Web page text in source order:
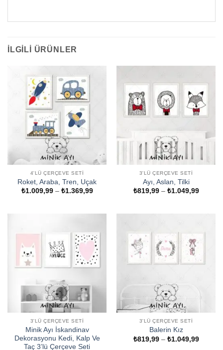
İLGILI ÜRÜNLER
4'LÜ ÇERÇEVE SETI
Roket, Araba, Tren, Uçak
₺1.009,99 – ₺1.369,99Fiyat
3'LÜ ÇERÇEVE SETI
Ayı, Aslan, Tilki
₺819,99 – ₺1.049,99Fiyat
3'LÜ ÇERÇEVE SETI
Minik Ayı İskandinav
Dekorasyonu Kedi, Kalp Ve
Taç 3’lü Çerçeve Seti
3'LÜ ÇERÇEVE SETI
Balerin Kız
₺819,99 – ₺1.049,99Fiyat